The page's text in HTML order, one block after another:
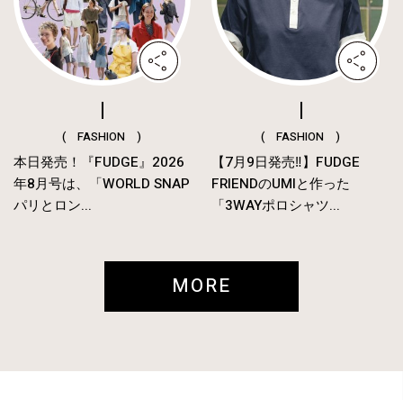
( FASHION )
本日発売！『FUDGE』2026
年8月号は、「WORLD SNAP
パリとロン...
( FASHION )
【7月9日発売‼︎】FUDGE
FRIENDのUMIと作った
「3WAYポロシャツ...
MORE